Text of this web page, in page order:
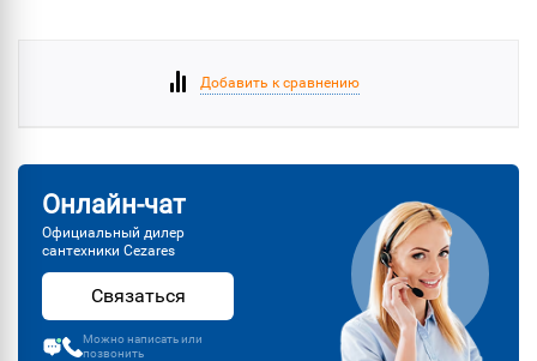
Добавить к сравнению
Онлайн-чат
Официальный дилер
сантехники Cezares
Связаться
Можно написать или
позвонить